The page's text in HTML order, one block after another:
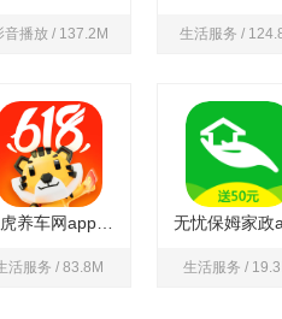
音播放 / 137.2M 生活服务 /
途虎养车网app最新版
活服务 / 83.8M
无忧保姆家政
生活服务 /